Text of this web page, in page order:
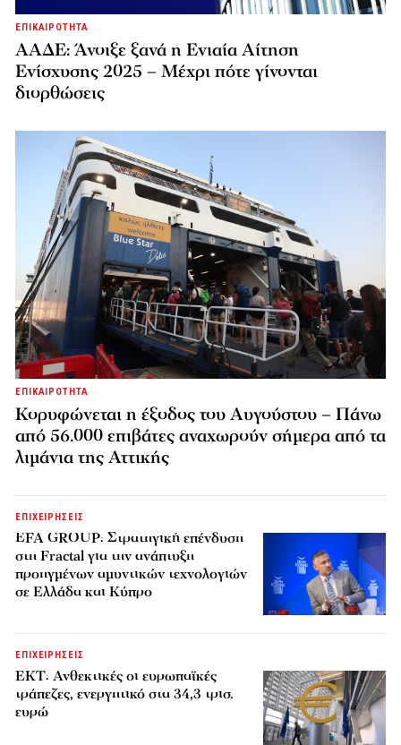
ΕΠΙΚΑΙΡΟΤΗΤΑ
ΑΑΔΕ: Άνοιξε ξανά η Ενιαία Αίτηση
Ενίσχυσης 2025 – Μέχρι πότε γίνονται
διορθώσεις
ΕΠΙΚΑΙΡΟΤΗΤΑ
Κορυφώνεται η έξοδος του Αυγούστου – Πάνω
από 56.000 επιβάτες αναχωρούν σήμερα από τα
λιμάνια της Αττικής
ΕΠΙΧΕΙΡΗΣΕΙΣ
EFA GROUP: Στρατηγική επένδυση
στη Fractal για την ανάπτυξη
προηγμένων αμυντικών τεχνολογιών
σε Ελλάδα και Κύπρο
ΕΠΙΧΕΙΡΗΣΕΙΣ
ΕΚΤ: Ανθεκτικές οι ευρωπαϊκές
τράπεζες, ενεργητικό στα 34,3 τρισ.
ευρώ